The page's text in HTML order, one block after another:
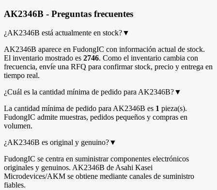
AK2346B - Preguntas frecuentes
¿AK2346B está actualmente en stock?▼
AK2346B aparece en FudongIC con información actual de stock.
El inventario mostrado es 2746. Como el inventario cambia con
frecuencia, envíe una RFQ para confirmar stock, precio y entrega en
tiempo real.
¿Cuál es la cantidad mínima de pedido para AK2346B?▼
La cantidad mínima de pedido para AK2346B es 1 pieza(s).
FudongIC admite muestras, pedidos pequeños y compras en
volumen.
¿AK2346B es original y genuino?▼
FudongIC se centra en suministrar componentes electrónicos
originales y genuinos. AK2346B de Asahi Kasei
Microdevices/AKM se obtiene mediante canales de suministro
fiables.